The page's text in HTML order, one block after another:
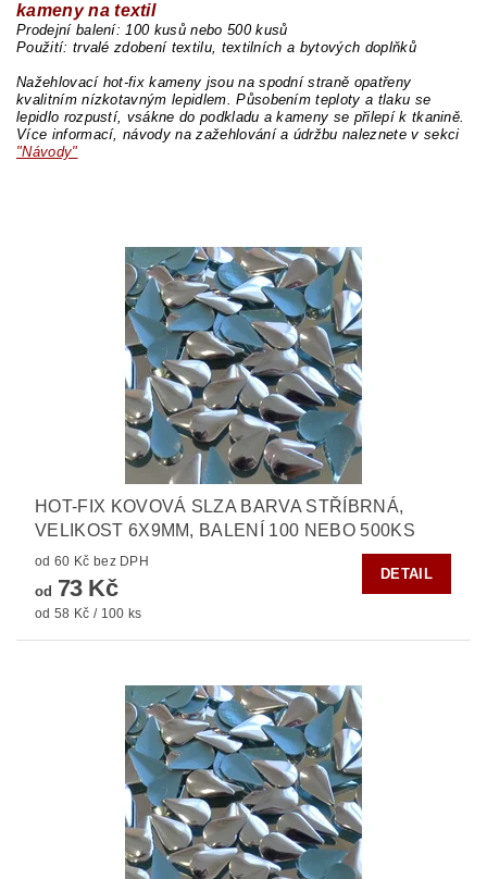
kameny na textil
Prodejní balení: 100 kusů nebo 500 kusů
Použití: trvalé zdobení textilu, textilních a bytových doplňků
Nažehlovací hot-fix kameny jsou na spodní straně opatřeny
kvalitním nízkotavným lepidlem. Působením teploty a tlaku se
lepidlo rozpustí, vsákne do podkladu a kameny se přilepí k tkanině.
Více informací, návody na zažehlování a údržbu naleznete v sekci
"Návody"
HOT-FIX KOVOVÁ SLZA BARVA STŘÍBRNÁ,
VELIKOST 6X9MM, BALENÍ 100 NEBO 500KS
od 60 Kč bez DPH
od 73 Kč
od 58 Kč / 100 ks
DETAIL